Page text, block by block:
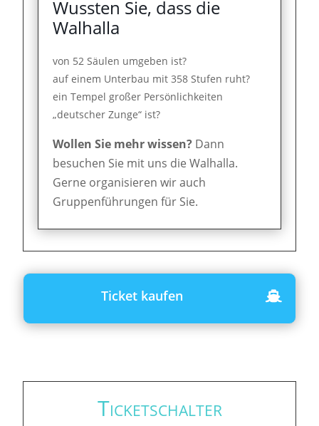
Wussten Sie, dass die
Walhalla
von 52 Säulen umgeben ist?
auf einem Unterbau mit 358 Stufen ruht?
ein Tempel großer Persönlichkeiten
„deutscher Zunge“ ist?
Wollen Sie mehr wissen? Dann
besuchen Sie mit uns die Walhalla.
Gerne organisieren wir auch
Gruppenführungen für Sie.
Ticket kaufen
Ticketschalter